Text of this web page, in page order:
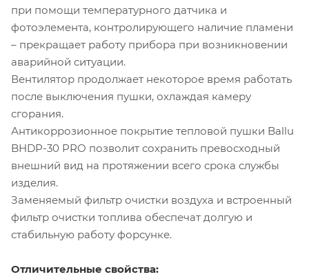
при помощи температурного датчика и
фотоэлемента, контролирующего наличие пламени
– прекращает работу прибора при возникновении
аварийной ситуации.
Вентилятор продолжает некоторое время работать
после выключения пушки, охлаждая камеру
сгорания.
Антикоррозионное покрытие тепловой пушки Ballu
BHDP-30 PRO позволит сохранить превосходный
внешний вид на протяжении всего срока службы
изделия.
Заменяемый фильтр очистки воздуха и встроенный
фильтр очистки топлива обеспечат долгую и
стабильную работу форсунке.
Отличительные свойства: